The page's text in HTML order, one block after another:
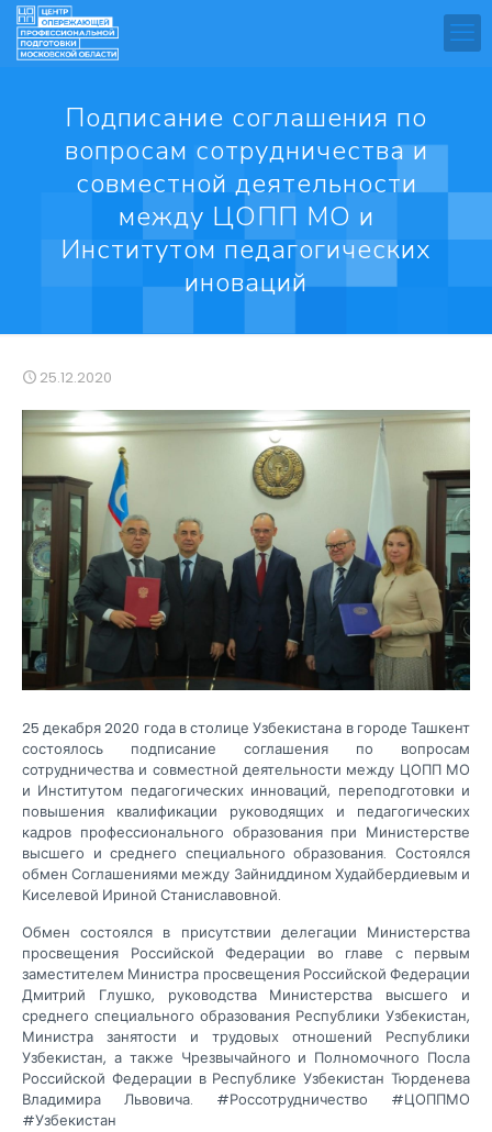
Подписание соглашения по
вопросам сотрудничества и
совместной деятельности
между ЦОПП МО и
Институтом педагогических
иноваций
25.12.2020
25 декабря 2020 года в столице Узбекистана в городе Ташкент
состоялось подписание соглашения по вопросам
сотрудничества и совместной деятельности между ЦОПП МО
и Институтом педагогических инноваций, переподготовки и
повышения квалификации руководящих и педагогических
кадров профессионального образования при Министерстве
высшего и среднего специального образования. Состоялся
обмен Соглашениями между Зайниддином Худайбердиевым и
Киселевой Ириной Станиславовной.
Обмен состоялся в присутствии делегации Министерства
просвещения Российской Федерации во главе с первым
заместителем Министра просвещения Российской Федерации
Дмитрий Глушко, руководства Министерства высшего и
среднего специального образования Республики Узбекистан,
Министра занятости и трудовых отношений Республики
Узбекистан, а также Чрезвычайного и Полномочного Посла
Российской Федерации в Республике Узбекистан Тюрденева
Владимира Львовича. #Россотрудничество #ЦОППМО
#Узбекистан